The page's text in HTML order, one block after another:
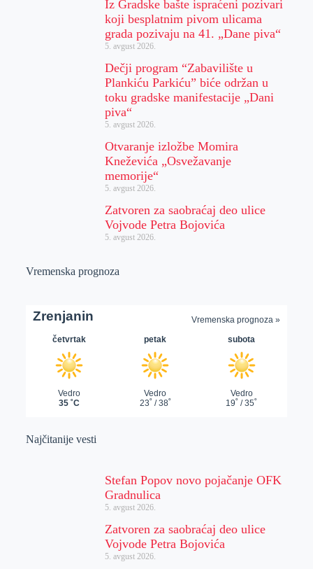
Iz Gradske bašte ispraćeni pozivari
koji besplatnim pivom ulicama
grada pozivaju na 41. „Dane piva“
5. avgust 2026.
Dečji program “Zabavilište u
Plankiću Parkiću” biće održan u
toku gradske manifestacije „Dani
piva“
5. avgust 2026.
Otvaranje izložbe Momira
Kneževića „Osvežavanje
memorije“
5. avgust 2026.
Zatvoren za saobraćaj deo ulice
Vojvode Petra Bojovića
5. avgust 2026.
Vremenska prognoza
Najčitanije vesti
Stefan Popov novo pojačanje OFK
Gradnulica
5. avgust 2026.
Zatvoren za saobraćaj deo ulice
Vojvode Petra Bojovića
5. avgust 2026.